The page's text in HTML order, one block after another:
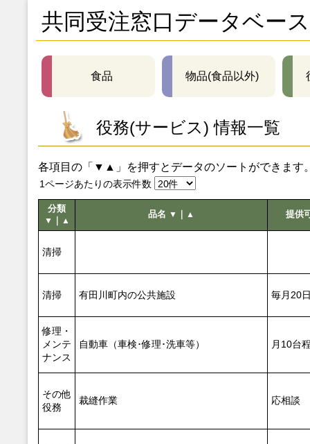
共同受注窓口データベース
食品 物品(食品以外)
役務(サービス) 情報一覧
各項目の「▼▲」を押すとデータのソートができます
1ページあたりの表示件数
分類
▼ ▲
品名 ▼ ▲ 提供
清掃
清掃 有田川町内の公共施設 毎月20
修理・
メンテ
ナンス
自動車（車検･修理･洗車等） 月10台
その他
役務
裁縫作業 応相談